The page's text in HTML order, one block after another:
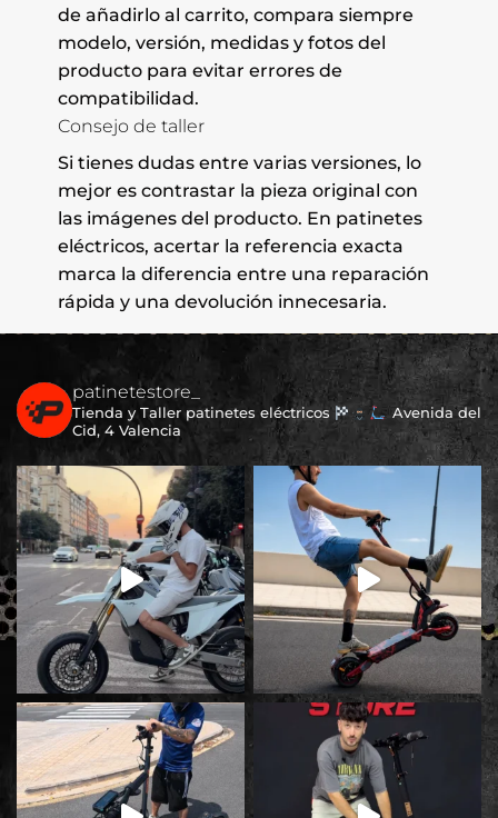
de añadirlo al carrito, compara siempre
modelo, versión, medidas y fotos del
producto para evitar errores de
compatibilidad.
Consejo de taller
Si tienes dudas entre varias versiones, lo
mejor es contrastar la pieza original con
las imágenes del producto. En patinetes
eléctricos, acertar la referencia exacta
marca la diferencia entre una reparación
rápida y una devolución innecesaria.
patinetestore_
Tienda y Taller patinetes eléctricos
Avenida del
Cid, 4 Valencia